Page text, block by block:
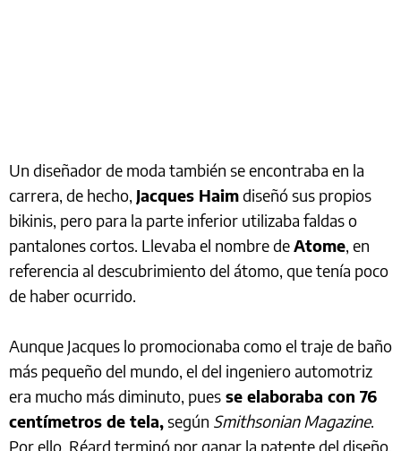
Un diseñador de moda también se encontraba en la
carrera, de hecho, Jacques Haimdiseñó sus propios
bikinis, pero para la parte inferior utilizaba faldas o
pantalones cortos. Llevaba el nombre deAtome, en
referencia al descubrimiento del átomo, que tenía poco
de haber ocurrido.
Aunque Jacques lo promocionaba como el traje de baño
más pequeño del mundo, el del ingeniero automotriz
era mucho más diminuto, pues se elaboraba con 76
centímetros de tela,según Smithsonian Magazine.
Por ello, Réard terminó por ganar la patente del diseño.